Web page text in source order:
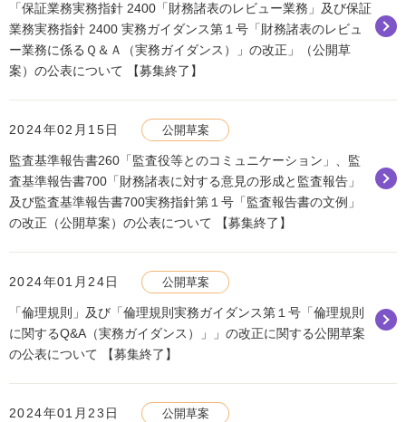
「保証業務実務指針 2400「財務諸表のレビュー業務」及び保証
業務実務指針 2400 実務ガイダンス第１号「財務諸表のレビュ
ー業務に係るＱ＆Ａ（実務ガイダンス）」の改正」（公開草
案）の公表について 【募集終了】
2024年02月15日 公開草案
監査基準報告書260「監査役等とのコミュニケーション」、監
査基準報告書700「財務諸表に対する意見の形成と監査報告」
及び監査基準報告書700実務指針第１号「監査報告書の文例」
の改正（公開草案）の公表について 【募集終了】
2024年01月24日 公開草案
「倫理規則」及び「倫理規則実務ガイダンス第１号「倫理規則
に関するQ&A（実務ガイダンス）」」の改正に関する公開草案
の公表について 【募集終了】
2024年01月23日 公開草案